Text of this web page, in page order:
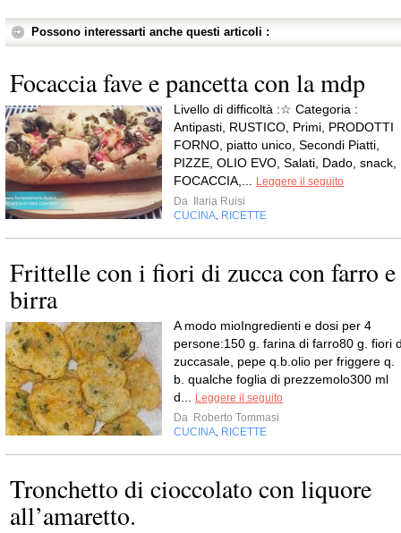
Possono interessarti anche questi articoli :
Focaccia fave e pancetta con la mdp
Livello di difficoltà :☆ Categoria :
Antipasti, RUSTICO, Primi, PRODOTTI
FORNO, piatto unico, Secondi Piatti,
PIZZE, OLIO EVO, Salati, Dado, snack,
FOCACCIA,...
Leggere il seguito
Da
Ilaria Ruisi
CUCINA RICETTE
Frittelle con i fiori di zucca con farro e
birra
A modo mioIngredienti e dosi per 4
persone:150 g. farina di farro80 g. fiori
zuccasale, pepe q.b.olio per friggere q.
b. qualche foglia di prezzemolo300 ml
d...
Leggere il seguito
Da Roberto Tommasi
CUCINA RICETTE
Tronchetto di cioccolato con liquore
all’amaretto.